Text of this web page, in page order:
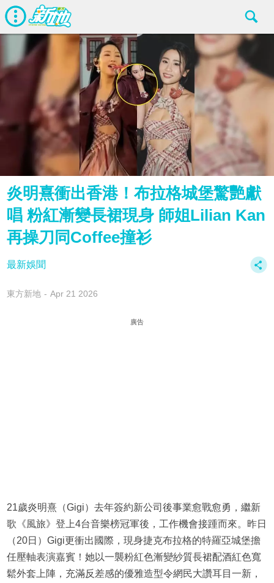
炎明熹衝出香港！布拉格城堡驚艷獻
唱 粉紅漸變長裙現身 師姐Lilian Kan
再操刀同Coffee撞衫
最新娛聞
東方新地 Apr 21 2026
廣告
21歲炎明熹（Gigi）去年簽約新公司後事業愈戰愈勇，繼新
歌《風旅》登上4台音樂榜冠軍後，工作機會接踵而來。昨日
（20日）Gigi更衝出國際，現身捷克布拉格的特羅亞城堡擔
任壓軸表演嘉賓！她以一襲粉紅色漸變紗質長裙配酒紅色寬
鬆外套上陣，充滿反差感的優雅造型令網民大讚耳目一新，